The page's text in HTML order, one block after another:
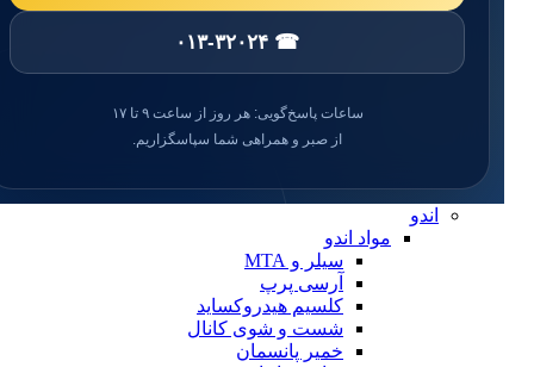
☎ ۰۱۳-۳۲۰۲۴
ساعات پاسخ‌گویی: هر روز از ساعت ۹ تا ۱۷
از صبر و همراهی شما سپاسگزاریم.
خمیر پالیش
لوازم ترمیمی
دهان بازکن
فایبرپست
سایر لوازم ترمیمی
نوار ماتریس
نوار پرداخت
اندو
مواد اندو
سیلر و MTA
آرسی پرپ
کلسیم هیدروکساید
شست و شوی کانال
خمیر پانسمان